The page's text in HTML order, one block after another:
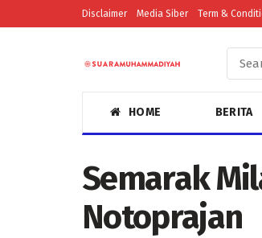
Disclaimer Media Siber Term &
HOME BERITA
Semarak
Notoprajan